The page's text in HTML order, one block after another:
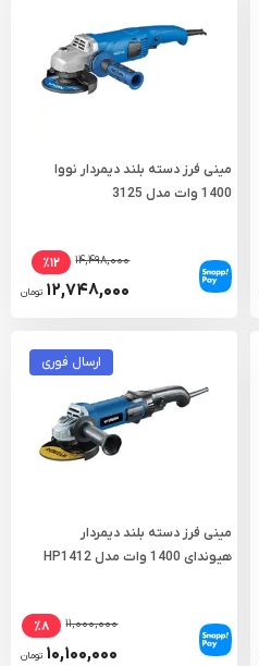
مینی فرز دسته بلند دیمردار نووا
1400 وات مدل 3125
۱۴,۴۹۸,۰۰۰ ٪۱۲
۱۲,۷۴۸,۰۰۰ تومان
ارسال فوری
مینی فرز دسته بلند دیمردار
هیوندای 1400 وات مدل HP1412
۱۱,۰۰۰,۰۰۰ ٪۸
۱۰,۱۰۰,۰۰۰ تومان